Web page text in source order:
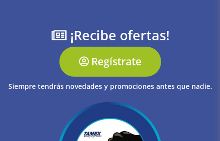
¡Recibe ofertas!
Regístrate
Siempre tendrás novedades y promociones antes que nadie.